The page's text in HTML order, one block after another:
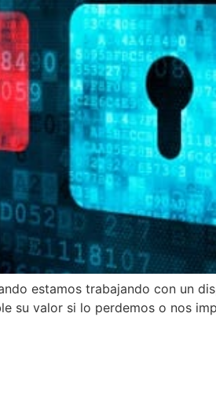
estamos trabajando con un
su valor si lo perdemos o nos